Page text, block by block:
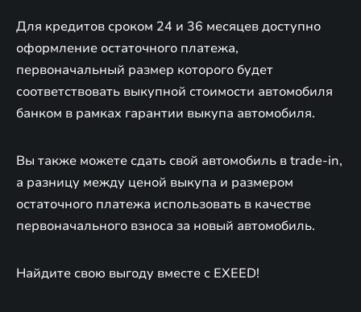
Для кредитов сроком 24 и 36 месяцев доступно
оформление остаточного платежа,
первоначальный размер которого будет
соответствовать выкупной стоимости автомобиля
банком в рамках гарантии выкупа автомобиля.
Вы также можете сдать свой автомобиль в trade-in,
а разницу между ценой выкупа и размером
остаточного платежа использовать в качестве
первоначального взноса за новый автомобиль.
Найдите свою выгоду вместе с EXEED!